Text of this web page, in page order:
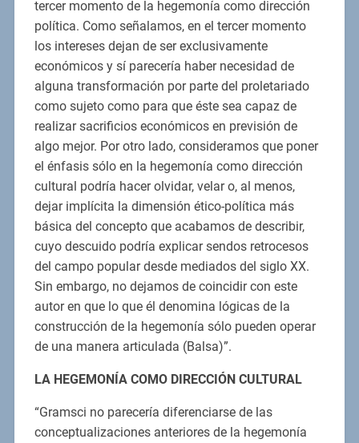
tercer momento de la hegemonía como dirección
política. Como señalamos, en el tercer momento
los intereses dejan de ser exclusivamente
económicos y sí parecería haber necesidad de
alguna transformación por parte del proletariado
como sujeto como para que éste sea capaz de
realizar sacrificios económicos en previsión de
algo mejor. Por otro lado, consideramos que poner
el énfasis sólo en la hegemonía como dirección
cultural podría hacer olvidar, velar o, al menos,
dejar implícita la dimensión ético-política más
básica del concepto que acabamos de describir,
cuyo descuido podría explicar sendos retrocesos
del campo popular desde mediados del siglo XX.
Sin embargo, no dejamos de coincidir con este
autor en que lo que él denomina lógicas de la
construcción de la hegemonía sólo pueden operar
de una manera articulada (Balsa)”.
LA HEGEMONÍA COMO DIRECCIÓN CULTURAL
“Gramsci no parecería diferenciarse de las
conceptualizaciones anteriores de la hegemonía